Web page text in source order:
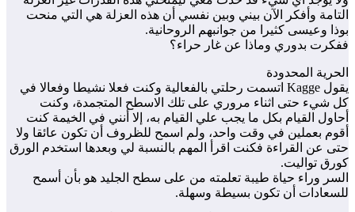
التامة وأفكر الآن بيني وبين نفسي أن هذه العزلة هي التي منحت
بوذا وعيسى كثيرا من جوانبهم الروحانية.
ففكرت بدوري وماذا عن غار حراء؟
الحرية المحدودة
يقول Kagge اتسمت رحلتي بالفعالية وكنت فعلا نشيطا وفعالا في
كل شيء حتى اثناء مروري على تلك الاسطح المتجمدة، وكنت
أحاول القيام بكل ما يجب علي القيام به، إلا أنني في الخيمة كنت
أقوم بعملين في وقت واحد، ولم اسمح للظروف أن تكون عائقا ولا
حتى عن القراءة فكنت اقرأ المهم بالنسبة لي وبعدها استخدم الورق
كورق تواليت.
السر وراء حياة طيبة تعلمته من على سطح الجليد هو بأن أسمح
للسعادات أن تكون بسيطة وسهلة.